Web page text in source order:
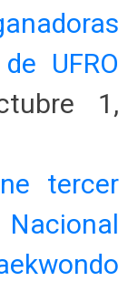
UFRO
1,
tercer